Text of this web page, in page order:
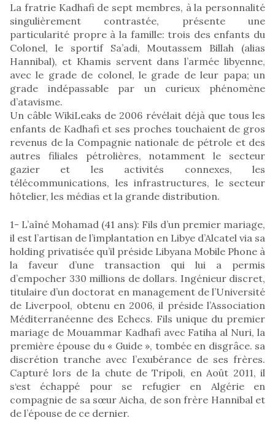
La fratrie Kadhafi de sept membres, à la personnalité
singulièrement contrastée, présente une
particularité propre à la famille: trois des enfants du
Colonel, le sportif Sa’adi, Moutassem Billah (alias
Hannibal), et Khamis servent dans l’armée libyenne,
avec le grade de colonel, le grade de leur papa; un
grade indépassable par un curieux phénomène
d’atavisme.
Un câble WikiLeaks de 2006 révélait déjà que tous les
enfants de Kadhafi et ses proches touchaient de gros
revenus de la Compagnie nationale de pétrole et des
autres filiales pétrolières, notamment le secteur
gazier et les activités connexes, les
télécommunications, les infrastructures, le secteur
hôtelier, les médias et la grande distribution.
1- L’aîné Mohamad (41 ans): Fils d’un premier mariage,
il est l’artisan de l’implantation en Libye d’Alcatel via sa
holding privatisée qu’il préside Libyana Mobile Phone à
la faveur d’une transaction qui lui a permis
d’empocher 330 millions de dollars. Ingénieur discret,
titulaire d’un doctorat en management de l’Université
de Liverpool, obtenu en 2006, il préside l’Association
Méditerranéenne des Echecs. Fils unique du premier
mariage de Mouammar Kadhafi avec Fatiha al Nuri, la
première épouse du « Guide », tombée en disgrâce. sa
discrétion tranche avec l’exubérance de ses frères.
Capturé lors de la chute de Tripoli, en Août 2011, il
s‘est échappé pour se refugier en Algérie en
compagnie de sa sœur Aicha, de son frère Hannibal et
de l’épouse de ce dernier.